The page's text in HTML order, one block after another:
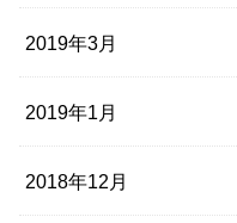
2019年3月
2019年1月
2018年12月